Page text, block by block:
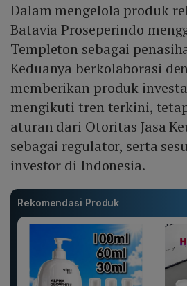
Dalam mengelola produk
Batavia Proseperindo
Templeton sebagai
Keduanya berkolaborasi
memberikan produk
mengikuti tren terkini,
aturan dari Otoritas Jasa
sebagai regulator, serta
investor di Indonesia.
Rekomendasi Produk